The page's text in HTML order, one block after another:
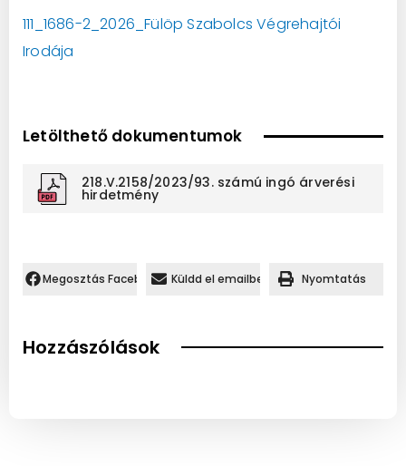
111_1686-2_2026_Fülöp Szabolcs Végrehajtói
Irodája
Letölthető dokumentumok
218.V.2158/2023/93. számú ingó árverési
hirdetmény
Megosztás Facebookon.Küldd el emailben Nyomtatás
Hozzászólások